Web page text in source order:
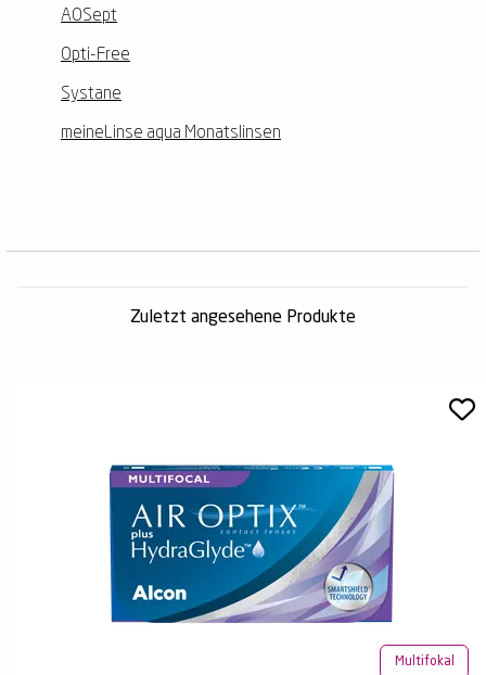
AOSept
Opti-Free
Systane
meineLinse aqua Monatslinsen
Zuletzt angesehene Produkte
Multifokal